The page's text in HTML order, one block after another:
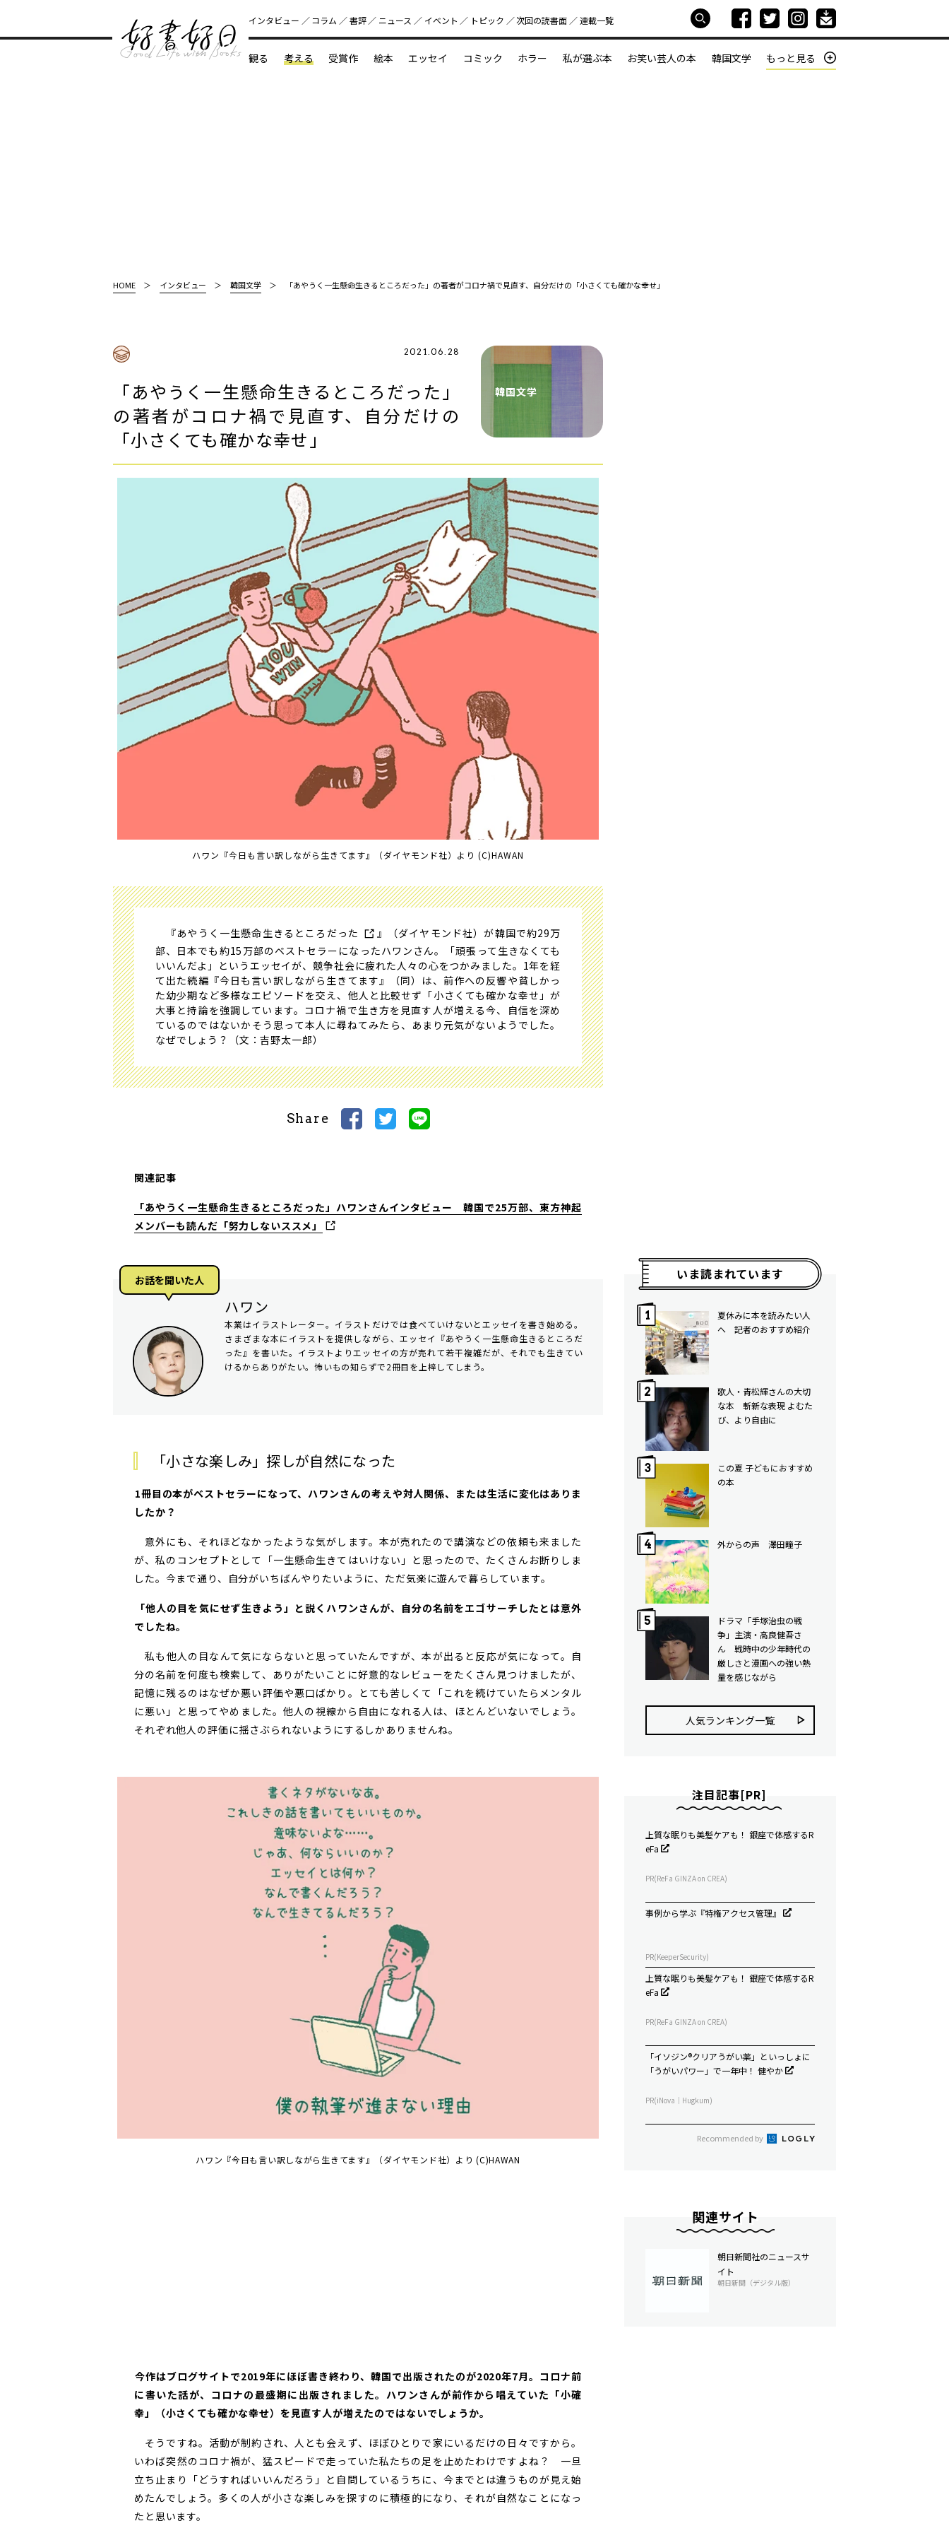
好書好日
インタビュー コラム 書評 ニュース イベント トピック 次回の読書⾯ 連載一覧
観る 考える 受賞作 絵本 エッセイ コミック ホラー 私が選ぶ本 お笑い芸人の本 韓国文学 もっと見る
HOME インタビュー 韓国文学 「あやうく一生懸命生きるところだった」の著者がコロナ禍で見直す、自分だけの「小さくても確かな幸せ」
韓国文学
2021.06.28
「あやうく一生懸命生きるところだった」
の著者がコロナ禍で見直す、自分だけの
「小さくても確かな幸せ」
ハワン『今日も言い訳しながら生きてます』（ダイヤモンド社）より (C)HAWAN
『あやうく一生懸命生きるところだった
』（ダイヤモンド社）が韓国で約29万
部、日本でも約15万部のベストセラーになったハワンさん。「頑張って生きなくても
いいんだよ」というエッセイが、競争社会に疲れた人々の心をつかみました。1年を経
て出た続編『今日も言い訳しながら生きてます』（同）は、前作への反響や貧しかっ
た幼少期など多様なエピソードを交え、他人と比較せず「小さくても確かな幸せ」が
大事と持論を強調しています。コロナ禍で生き方を見直す人が増える今、自信を深め
ているのではないか――そう思って本人に尋ねてみたら、あまり元気がないようでした。
なぜでしょう？（文：吉野太一郎）
Share
関連記事
「あやうく一生懸命生きるところだった」ハワンさんインタビュー 韓国で25万部、東方神起
メンバーも読んだ「努力しないススメ」
お話を聞いた⼈
ハワン
本業はイラストレーター。イラストだけでは食べていけないとエッセイを書き始める。
さまざまな本にイラストを提供しながら、エッセイ『あやうく一生懸命生きるところだ
った』を書いた。イラストよりエッセイの方が売れて若干複雑だが、それでも生きてい
けるからありがたい。怖いもの知らずで2冊目を上梓してしまう。
「小さな楽しみ」探しが自然になった
――1冊目の本がベストセラーになって、ハワンさんの考えや対人関係、または生活に変化はありま
したか？
意外にも、それほどなかったような気がします。本が売れたので講演などの依頼も来ました
が、私のコンセプトとして「一生懸命生きてはいけない」と思ったので、たくさんお断りしま
した。今まで通り、自分がいちばんやりたいように、ただ気楽に遊んで暮らしています。
――「他人の目を気にせず生きよう」と説くハワンさんが、自分の名前をエゴサーチしたとは意外
でしたね。
私も他人の目なんて気にならないと思っていたんですが、本が出ると反応が気になって。自
分の名前を何度も検索して、ありがたいことに好意的なレビューをたくさん見つけましたが、
記憶に残るのはなぜか悪い評価や悪口ばかり。とても苦しくて「これを続けていたらメンタル
に悪い」と思ってやめました。他人の視線から自由になれる人は、ほとんどいないでしょう。
それぞれ他人の評価に揺さぶられないようにするしかありませんね。
ハワン『今日も言い訳しながら生きてます』（ダイヤモンド社）より (C)HAWAN
――今作はブログサイトで2019年にほぼ書き終わり、韓国で出版されたのが2020年7月。コロナ前
に書いた話が、コロナの最盛期に出版されました。ハワンさんが前作から唱えていた「小確
幸」（小さくても確かな幸せ）を見直す人が増えたのではないでしょうか。
そうですね。活動が制約され、人とも会えず、ほぼひとりで家にいるだけの日々ですから。
いわば突然のコロナ禍が、猛スピードで走っていた私たちの足を止めたわけですよね？ 一旦
立ち止まり「どうすればいいんだろう」と自問しているうちに、今までとは違うものが見え始
めたんでしょう。多くの人が小さな楽しみを探すのに積極的になり、それが自然なことになっ
たと思います。
いま読まれています
夏休みに本を読みたい人
へ 記者のおすすめ紹介
歌人・青松輝さんの大切
な本 斬新な表現 よむた
び、より自由に
この夏 子どもにおすすめ
の本
外からの声 澤田瞳子
ドラマ「手塚治虫の戦
争」主演・高良健吾さ
ん 戦時中の少年時代の
厳しさと漫画への強い熱
量を感じながら
人気ランキング⼀覧
注目記事[PR]
上質な眠りも美髪ケアも！ 銀座で体感するR
eFa
PR(ReFa GINZA on CREA)
事例から学ぶ『特権アクセス管理』
PR(KeeperSecurity)
上質な眠りも美髪ケアも！ 銀座で体感するR
eFa
PR(ReFa GINZA on CREA)
「イソジン®クリアうがい薬」といっしょに
「うがいパワー」で一年中！ 健やか
PR(iNova｜Hugkum)
Recommended by
関連サイト
朝日新聞社のニュースサ
イト
朝日新聞（デジタル版）